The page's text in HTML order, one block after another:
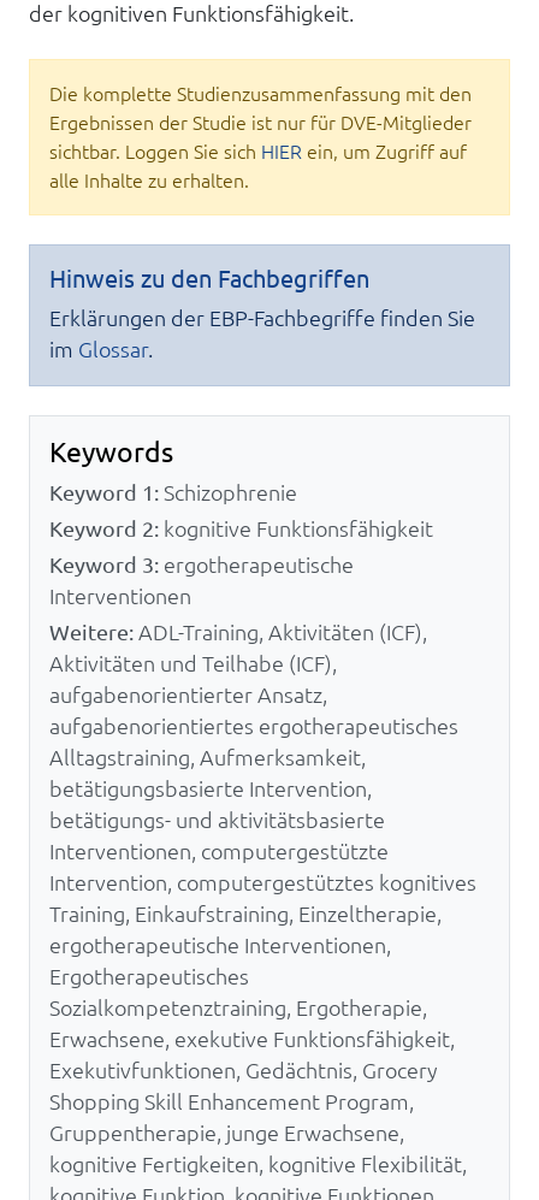
der kognitiven Funktionsfähigkeit.
Die komplette Studienzusammenfassung mit den
Ergebnissen der Studie ist nur für DVE-Mitglieder
sichtbar. Loggen Sie sich HIER ein, um Zugriff auf
alle Inhalte zu erhalten.
Hinweis zu den Fachbegriffen
Erklärungen der EBP-Fachbegriffe finden Sie
im Glossar.
Keywords
Keyword 1: Schizophrenie
Keyword 2: kognitive Funktionsfähigkeit
Keyword 3: ergotherapeutische
Interventionen
Weitere: ADL-Training, Aktivitäten (ICF),
Aktivitäten und Teilhabe (ICF),
aufgabenorientierter Ansatz,
aufgabenorientiertes ergotherapeutisches
Alltagstraining, Aufmerksamkeit,
betätigungsbasierte Intervention,
betätigungs- und aktivitätsbasierte
Interventionen, computergestützte
Intervention, computergestütztes kognitives
Training, Einkaufstraining, Einzeltherapie,
ergotherapeutische Interventionen,
Ergotherapeutisches
Sozialkompetenztraining, Ergotherapie,
Erwachsene, exekutive Funktionsfähigkeit,
Exekutivfunktionen, Gedächtnis, Grocery
Shopping Skill Enhancement Program,
Gruppentherapie, junge Erwachsene,
kognitive Fertigkeiten, kognitive Flexibilität,